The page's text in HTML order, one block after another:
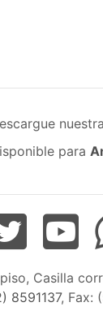
para
Casilla
8591137, Fax: